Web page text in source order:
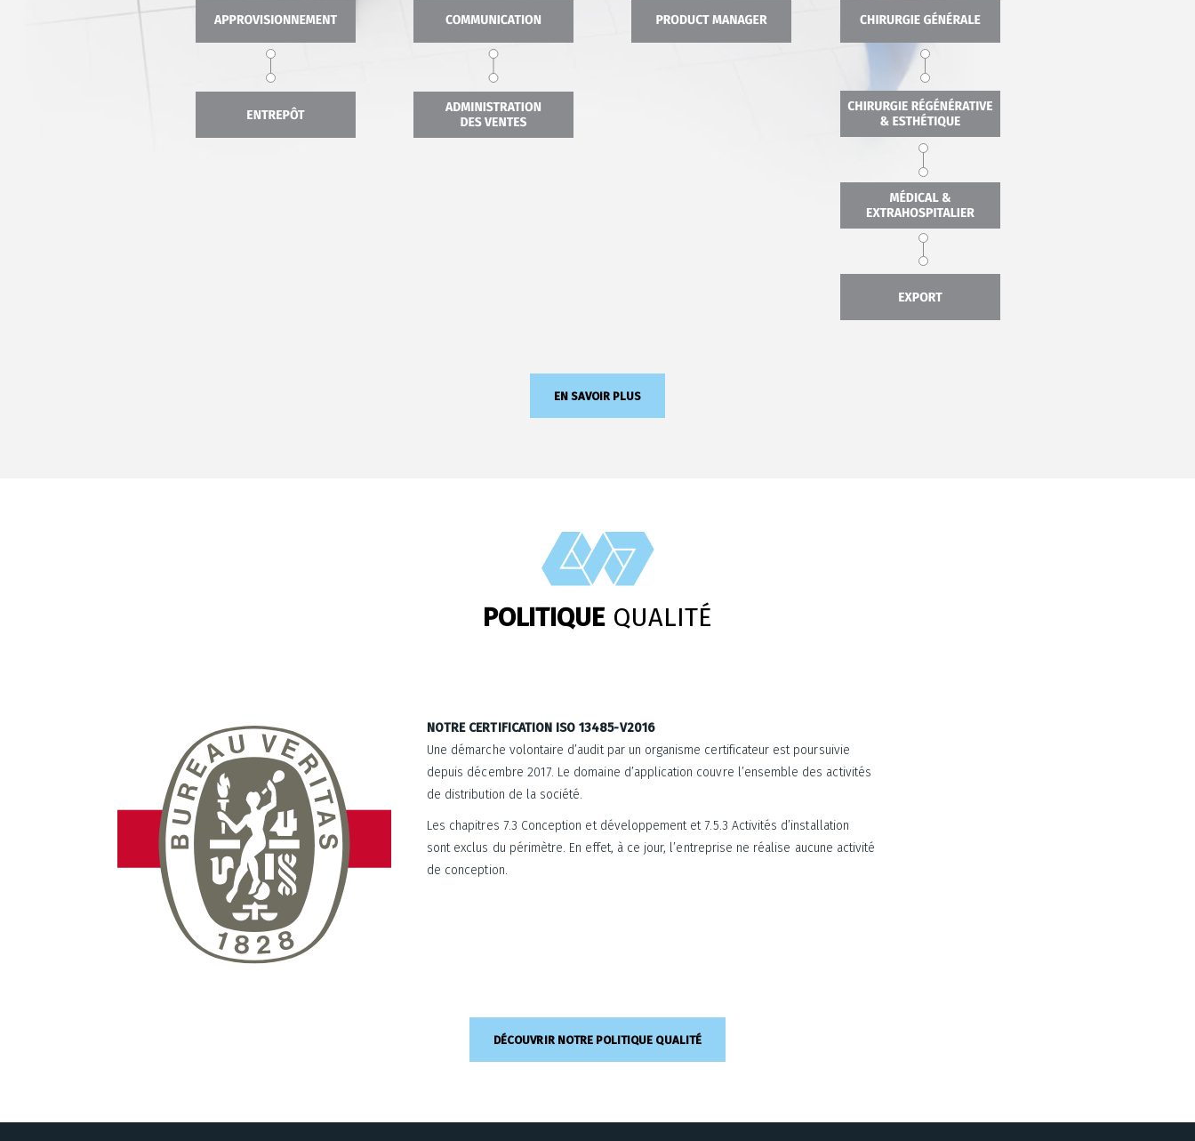
EN SAVOIR PLUS
POLITIQUEQUALITÉ
NOTRE CERTIFICATION ISO 13485-V2016
Une démarche volontaire d’audit par un organisme certificateur est poursuivie
depuis décembre 2017. Le domaine d’application couvre l’ensemble des activités
de distribution de la société.
Les chapitres 7.3 Conception et développement et 7.5.3 Activités d’installation
sont exclus du périmètre. En effet, à ce jour, l’entreprise ne réalise aucune activité
de conception.
DÉCOUVRIR NOTRE POLITIQUE QUALITÉ